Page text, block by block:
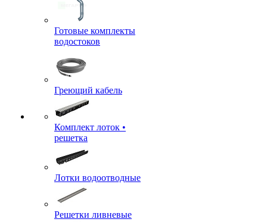
Готовые комплекты
водостоков
Греющий кабель
Комплект лоток •
решетка
Лотки водоотводные
Решетки ливневые